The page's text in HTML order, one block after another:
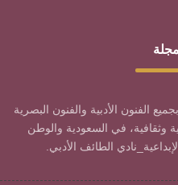
الفنون الأدبية والفنون البصرية
وثقافية، في السعودية والوطن
الطائف الأدبي.